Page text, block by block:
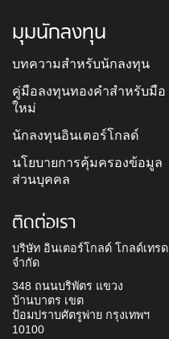
มุมนักลงทุน
บทความสำหรับนักลงทุน
คู่มือลงทุนทองคำสำหรับมือ
ใหม่
นักลงทุนอินเตอร์โกลด์
นโยบายการคุ้มครองข้อมูล
ส่วนบุคคล
ติดต่อเรา
บริษัท อินเตอร์โกลด์ โกลด์เทรด
จำกัด
348 ถนนบริพัตร แขวง
บ้านบาตร เขต
ป้อมปราบศัตรูพ่าย กรุงเทพฯ
10100